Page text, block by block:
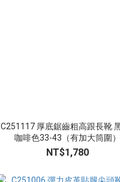
C251117 厚底鋸齒粗高跟長靴
咖啡色33-43（有加大筒圍）
NT$1,780